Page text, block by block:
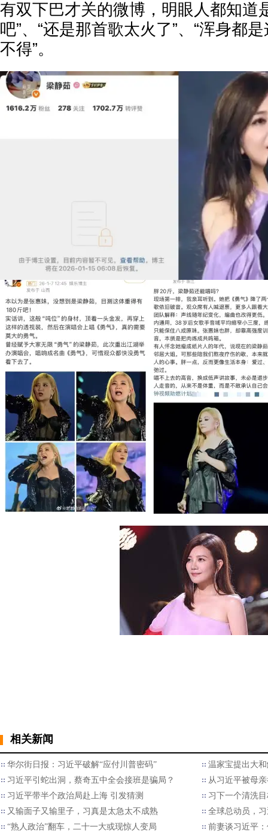
有双下巴才关的微博，明眼人都知道
吧”、“还是那首歌太火了”、“浑身都
不得”。
相关新闻
华尔街日报：习近平破解“应付川普密码”
温家宝提出大
习近平引蛇出洞，蔡奇五中全会接班是骗局？
从习近平被母
习近平带半个政治局赴上海 引发猜测
习下一个清洗
又输面子又输里子，习真是太急太不成熟
全球总动员，
“熟人政治”翻车，二十一大或现惊人变局
前妻谈习近平